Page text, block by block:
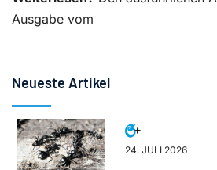
Ausgabe vom
Neueste Artikel
24. JULI 2026